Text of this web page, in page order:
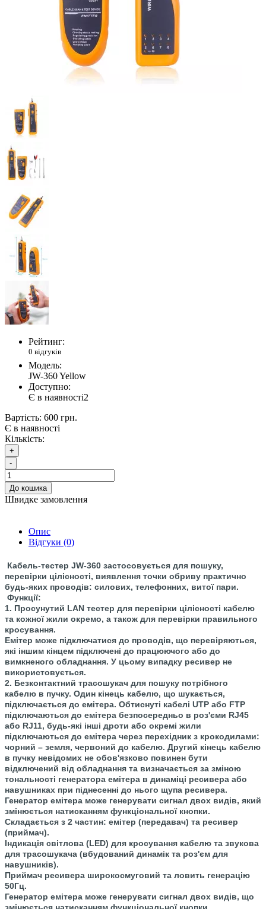
Рейтинг:
0 відгуків
Модель:
JW-360 Yellow
Доступно:
Є в наявності2
Вартість: 600 грн.
Є в наявності
Кількість:
+
-
До кошика
Швидке замовлення
Опис
Відгуки (0)
Кабель-тестер JW-360 застосовується для пошуку,
перевірки цілісності, виявлення точки обриву практично
будь-яких проводів: силових, телефонних, витої пари.
Функції:
1. Просунутий LAN тестер для перевірки цілісності кабелю
та кожної жили окремо, а також для перевірки правильного
кросування.
Емітер може підключатися до проводів, що перевіряються,
які іншим кінцем підключені до працюючого або до
вимкненого обладнання. У цьому випадку ресивер не
використовується.
2. Безконтактний трасошукач для пошуку потрібного
кабелю в пучку. Один кінець кабелю, що шукається,
підключається до емітера. Обтиснуті кабелі UTP або FTP
підключаються до емітера безпосередньо в роз'єми RJ45
або RJ11, будь-які інші дроти або окремі жили
підключаються до емітера через перехідник з крокодилами:
чорний – земля, червоний до кабелю. Другий кінець кабелю
в пучку невідомих не обов'язково повинен бути
відключений від обладнання та визначається за зміною
тональності генератора емітера в динаміці ресивера або
навушниках при піднесенні до нього щупа ресивера.
Генератор емітера може генерувати сигнал двох видів, який
змінюється натисканням функціональної кнопки.
Складається з 2 частин: емітер (передавач) та ресивер
(приймач).
Індикація світлова (LED) для кросування кабелю та звукова
для трасошукача (вбудований динамік та роз'єм для
навушників).
Приймач ресивера широкосмуговий та ловить генерацію
50Гц.
Генератор емітера може генерувати сигнал двох видів, що